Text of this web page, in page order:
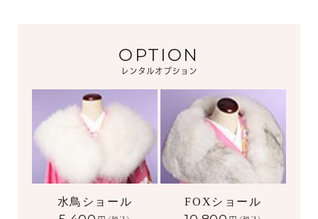
OPTION
レンタルオプション
水鳥ショール FOXショール